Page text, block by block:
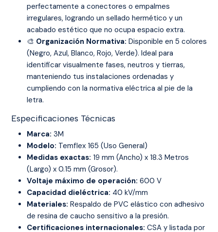
perfectamente a conectores o empalmes
irregulares, logrando un sellado hermético y un
acabado estético que no ocupa espacio extra.
🎨 Organización Normativa: Disponible en 5 colores
(Negro, Azul, Blanco, Rojo, Verde). Ideal para
identificar visualmente fases, neutros y tierras,
manteniendo tus instalaciones ordenadas y
cumpliendo con la normativa eléctrica al pie de la
letra.
Especificaciones Técnicas
Marca: 3M
Modelo: Temflex 165 (Uso General)
Medidas exactas: 19 mm (Ancho) x 18.3 Metros
(Largo) x 0.15 mm (Grosor).
Voltaje máximo de operación: 600 V
Capacidad dieléctrica: 40 kV/mm
Materiales: Respaldo de PVC elástico con adhesivo
de resina de caucho sensitivo a la presión.
Certificaciones internacionales: CSA y listada por